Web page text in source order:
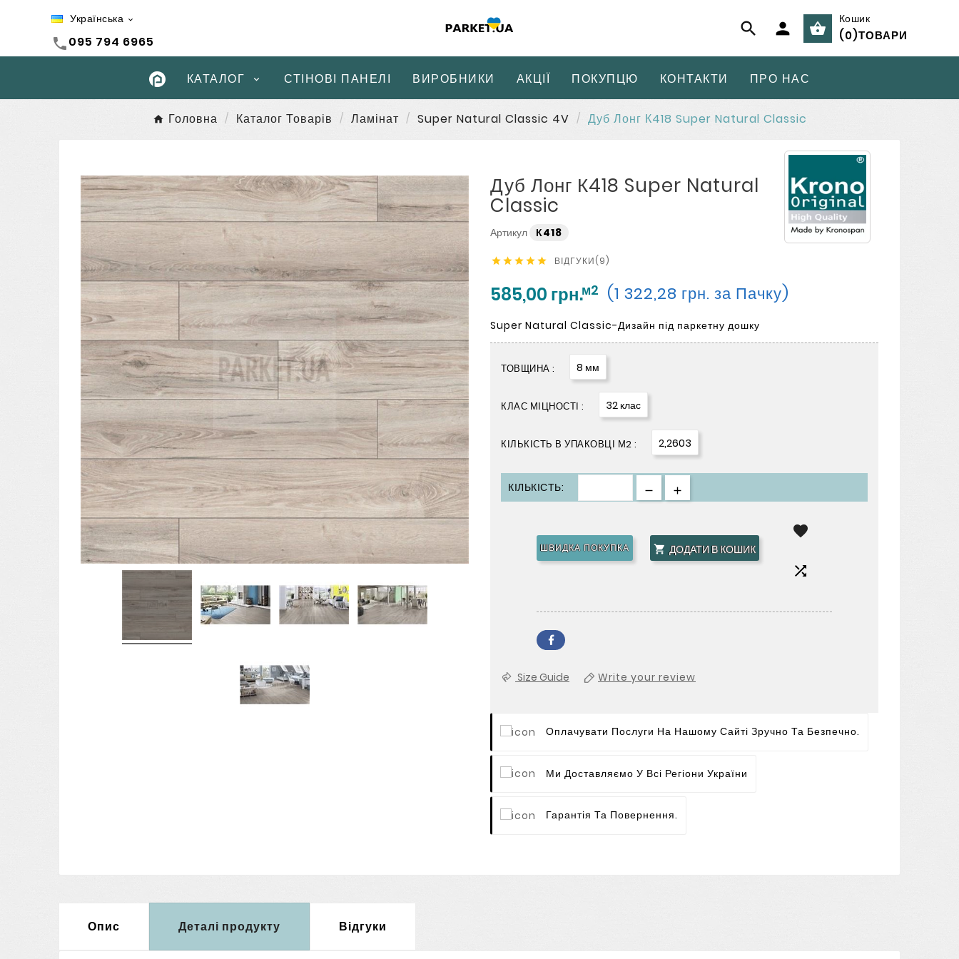
Українська 
call095 794 6965
  
Кошик
(0)ТОВАРИ
КАТАЛОГ СТІНОВІ ПАНЕЛІ ВИРОБНИКИ АКЦІЇ ПОКУПЦЮ КОНТАКТИ ПРО НАС
Головна Каталог Товарів Ламінат Super Natural Classic 4V Дуб Лонг К418 Super Natural Classic
Дуб Лонг К418 Super Natural
Classic
Артикул К418
     ВІДГУКИ(9)
585,00 грн.м2 (1 322,28 грн. за Пачку)
Super Natural Classic-Дизайн під паркетну дошку
ТОВЩИНА : 8 мм
КЛАС МІЦНОСТІ : 32 клас
КІЛЬКІСТЬ В УПАКОВЦІ М2 : 2,2603
КІЛЬКІСТЬ:
 ДОДАТИ В КОШИК
ШВИДКА ПОКУПКА


Size Guide Write your review
Оплачувати Послуги На Нашому Сайті Зручно Та Безпечно.
Ми Доставляємо У Всі Регіони України
Гарантія Та Повернення.
Опис Деталі продукту Відгуки